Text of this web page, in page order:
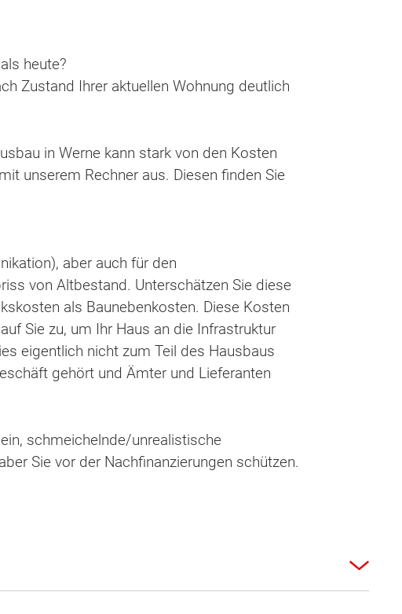
heute?
Zustand Ihrer aktuellen Wohnung deutlich
in Werne kann stark von den Kosten
unserem Rechner aus. Diesen finden Sie
aber auch für den
von Altbestand. Unterschätzen Sie diese
als Baunebenkosten. Diese Kosten
Sie zu, um Ihr Haus an die Infrastruktur
eigentlich nicht zum Teil des Hausbaus
gehört und Ämter und Lieferanten
schmeichelnde/unrealistische
Sie vor der Nachfinanzierungen schützen.